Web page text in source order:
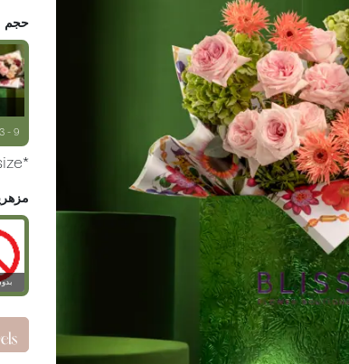
حجم
9 - 13 stems
*Arrangement illustrated is our "Grand" size.